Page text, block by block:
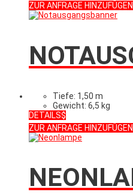
ZUR ANFRAGE HINZUFÜGEN
Tiefe: 1,50 m
Gewicht: 6,5 kg
DETAILS
ZUR ANFRAGE HINZUFÜGEN